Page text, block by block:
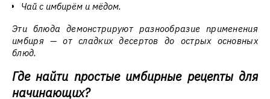
Чай с имбирём и мёдом.
Эти блюда демонстрируют разнообразие применения
имбиря — от сладких десертов до острых основных
блюд.
Где найти простые имбирные рецепты для
начинающих?